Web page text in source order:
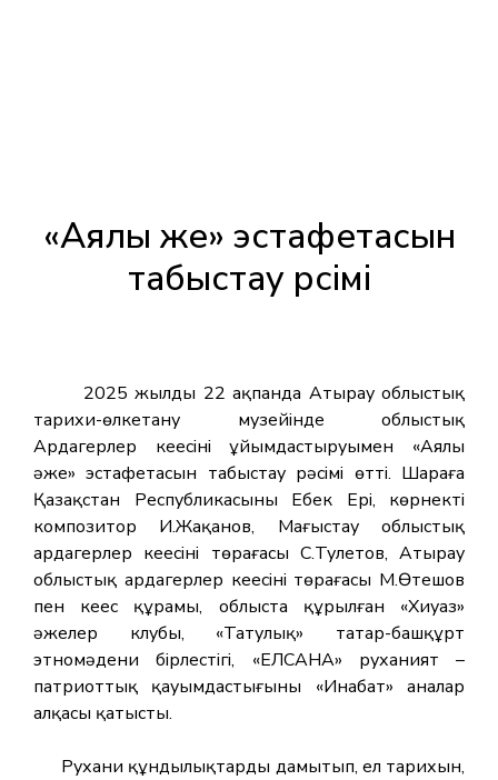
«Аялы әже» эстафетасын
табыстау рәсімі
2025 жылдың 22 ақпанда Атырау облыстық
тарихи-өлкетану музейінде облыстық
Ардагерлер кеңесінің ұйымдастыруымен «Аялы
әже» эстафетасын табыстау рәсімі өтті. Шараға
Қазақстан Республикасының Еңбек Ері, көрнекті
композитор И.Жақанов, Маңғыстау облыстық
ардагерлер кеңесінің төрағасы С.Тулетов, Атырау
облыстық ардагерлер кеңесінің төрағасы М.Өтешов
пен кеңес құрамы, облыста құрылған «Хиуаз»
әжелер клубы, «Татулық» татар-башқұрт
этномәдени бірлестігі, «ЕЛСАНА» руханият –
патриоттық қауымдастығының «Инабат» аналар
алқасы қатысты.
Рухани құндылықтарды дамытып, ел тарихын,